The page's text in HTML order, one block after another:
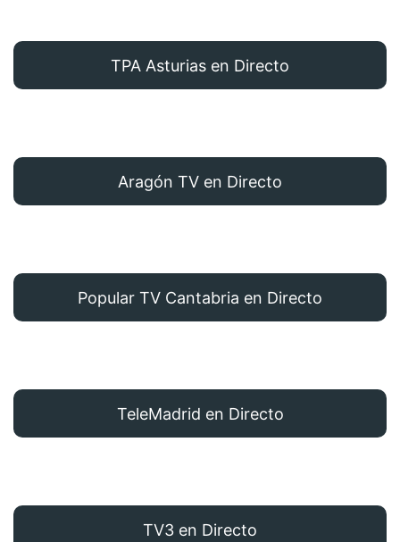
TPA Asturias en Directo
Aragón TV en Directo
Popular TV Cantabria en Directo
TeleMadrid en Directo
TV3 en Directo